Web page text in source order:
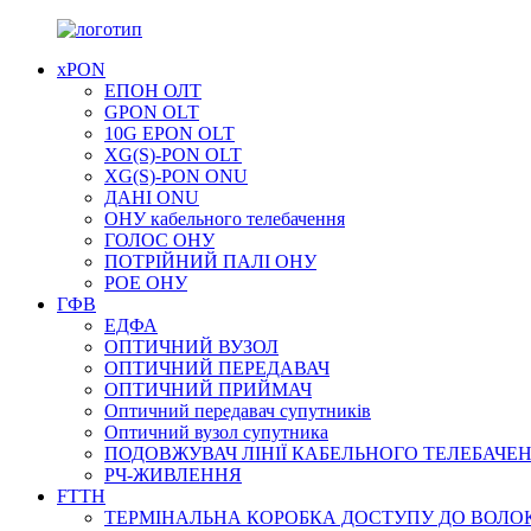
xPON
ЕПОН ОЛТ
GPON OLT
10G EPON OLT
XG(S)-PON OLT
XG(S)-PON ONU
ДАНІ ONU
ОНУ кабельного телебачення
ГОЛОС ОНУ
ПОТРІЙНИЙ ПАЛІ ОНУ
POE ОНУ
ГФВ
ЕДФА
ОПТИЧНИЙ ВУЗОЛ
ОПТИЧНИЙ ПЕРЕДАВАЧ
ОПТИЧНИЙ ПРИЙМАЧ
Оптичний передавач супутників
Оптичний вузол супутника
ПОДОВЖУВАЧ ЛІНІЇ КАБЕЛЬНОГО
РЧ-ЖИВЛЕННЯ
FTTH
ТЕРМІНАЛЬНА КОРОБКА ДОСТУПУ ДО